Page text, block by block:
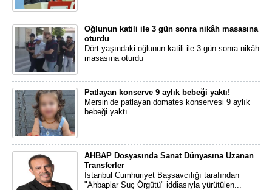
Oğlunun katili ile 3 gün sonra nikâh masasına
oturdu
Dört yaşındaki oğlunun katili ile 3 gün sonra nikâh
masasına oturdu
Patlayan konserve 9 aylık bebeği yaktı!
Mersin’de patlayan domates konservesi 9 aylık
bebeği yaktı
AHBAP Dosyasında Sanat Dünyasına Uzanan
Transferler
İstanbul Cumhuriyet Başsavcılığı tarafından
"Ahbaplar Suç Örgütü" iddiasıyla yürütülen...